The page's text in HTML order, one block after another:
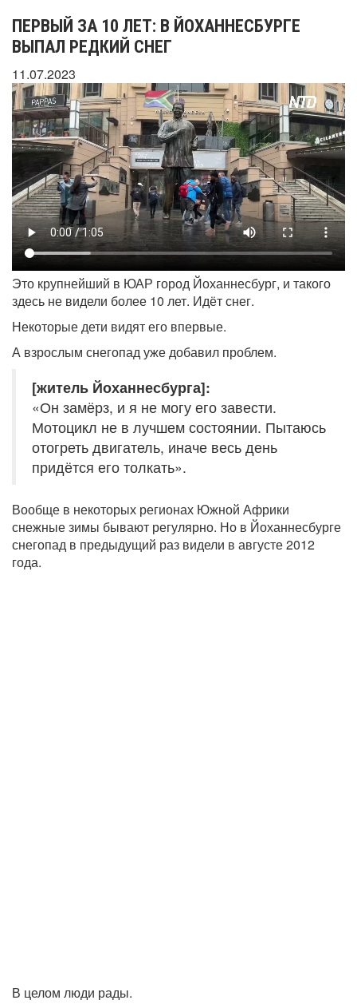
ПЕРВЫЙ ЗА 10 ЛЕТ: В ЙОХАННЕСБУРГЕ
ВЫПАЛ РЕДКИЙ СНЕГ
11.07.2023
Это крупнейший в ЮАР город Йоханнесбург, и такого
здесь не видели более 10 лет. Идёт снег.
Некоторые дети видят его впервые.
А взрослым снегопад уже добавил проблем.
[житель Йоханнесбурга]:
«Он замёрз, и я не могу его завести.
Мотоцикл не в лучшем состоянии. Пытаюсь
отогреть двигатель, иначе весь день
придётся его толкать».
Вообще в некоторых регионах Южной Африки
снежные зимы бывают регулярно. Но в Йоханнесбурге
снегопад в предыдущий раз видели в августе 2012
года.
В целом люди рады.